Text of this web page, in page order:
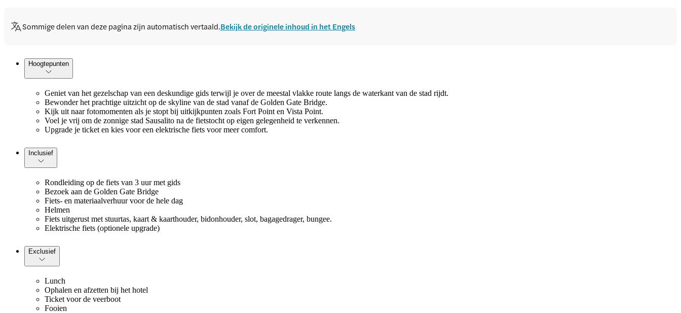
Sommige delen van deze pagina zijn automatisch vertaald.Bekijk de originele inhoud in het Engels
Hoogtepunten
Geniet van het gezelschap van een deskundige gids terwijl je over de meestal vlakke route langs de waterkant van de stad rijdt.
Bewonder het prachtige uitzicht op de skyline van de stad vanaf de Golden Gate Bridge.
Kijk uit naar fotomomenten als je stopt bij uitkijkpunten zoals Fort Point en Vista Point.
Voel je vrij om de zonnige stad Sausalito na de fietstocht op eigen gelegenheid te verkennen.
Upgrade je ticket en kies voor een elektrische fiets voor meer comfort.
Inclusief
Rondleiding op de fiets van 3 uur met gids
Bezoek aan de Golden Gate Bridge
Fiets- en materiaalverhuur voor de hele dag
Helmen
Fiets uitgerust met stuurtas, kaart & kaarthouder, bidonhouder, slot, bagagedrager, bungee.
Elektrische fiets (optionele upgrade)
Exclusief
Lunch
Ophalen en afzetten bij het hotel
Ticket voor de veerboot
Fooien